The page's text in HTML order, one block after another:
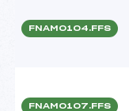
FNAM0104.FFS
FNAM0107.FFS